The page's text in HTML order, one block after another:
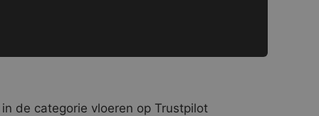
in de categorie vloeren op Trustpilot